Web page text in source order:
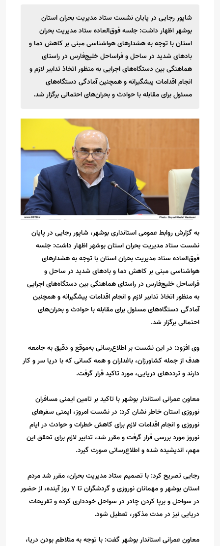
شاپور رجایی در پایان نشست ستاد مدیریت بحران استان
بوشهر اظهار داشت: جلسه فوق‌العاده ستاد مدیریت بحران
استان با توجه به هشدارهای هواشناسی مبنی بر کاهش دما و
بادهای شدید در ساحل و فراساحل خلیج‌فارس در راستای
هماهنگی بین دستگاه‌های اجرایی به منظور اتخاذ تدابیر لازم و
انجام اقدامات پیشگیرانه و همچنین آمادگی دستگاه‌های
مسئول برای مقابله با حوادث و بحران‌های احتمالی برگزار شد.
به گزارش روابط عمومی استانداری بوشهر، شاپور رجایی در پایان
نشست ستاد مدیریت بحران استان بوشهر اظهار داشت: جلسه
فوق‌العاده ستاد مدیریت بحران استان با توجه به هشدارهای
هواشناسی مبنی بر کاهش دما و بادهای شدید در ساحل و
فراساحل خلیج‌فارس در راستای هماهنگی بین دستگاه‌های اجرایی
به منظور اتخاذ تدابیر لازم و انجام اقدامات پیشگیرانه و همچنین
آمادگی دستگاه‌های مسئول برای مقابله با حوادث و بحران‌های
احتمالی برگزار شد.
وی افزود: در این نشست بر اطلاع‌رسانی به‌موقع و دقیق به جامعه
هدف از جمله کشاورزان، باغداران و همه کسانی که با دریا سر و کار
دارند و ترددهای دریایی، مورد تاکید قرار گرفت.
معاون عمرانی استاندار بوشهر با تاکید بر تامین ایمنی مسافران
نوروزی استان خاطر نشان کرد: در نشست امروز، ایمنی سفرهای
نوروزی و انجام اقدامات لازم برای کاهش خطرات و حوادث در ایام
نوروز مورد بررسی قرار گرفت و مقرر شد، تدابیر لازم برای تحقق این
مهم، اندیشیده شده و اطلاع‌رسانی صورت گیرد.
رجایی تصریح کرد: با تصمیم ستاد مدیریت بحران، مقرر شد مردم
استان بوشهر و مهمانان نوروزی و گردشگران تا ۷ روز آینده، از حضور
در سواحل و برپا کردن چادر در سواحل خودداری کرده و تفریحات
دریایی نیز در مدت مذکور، تعطیل شود.
معاون عمرانی استاندار بوشهر گفت: با توجه به متلاطم بودن دریا،